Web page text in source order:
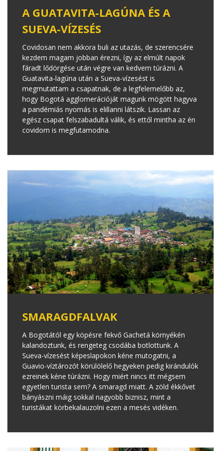
A GUATAVITA-LAGÚNA ÉS A
SUEVA-VÍZESÉS
Covidosan nem akkora buli az utazás, de szerencsére
kezdem magam jobban érezni, így az elmúlt napok
fáradt lődörgése után végre van kedvem túrázni. A
Guatavita-lagúna után a Sueva-vízesést is
megmutattam a csapatnak, de a legfelemelőbb az,
hogy Bogotá agglomerációját magunk mögött hagyva
a pandémiás nyomás is elillanni látszik. Lassan az
egész csapat felszabadultá válik, és ettől mintha az én
covidom is megfutamodna.
SMARAGDFALVAK
A Bogotától egy köpésre fekvő Gachetá környékén
kalandoztunk, és rengeteg csodába botlottunk. A
Sueva-vízesést képeslapokon kéne mutogatni, a
Guavio-víztározót körülölelő hegyeken pedig kirándulók
ezreinek kéne túrázni. Hogy miért nincs itt mégsem
egyetlen turista sem? A smaragd miatt. A zöld ékkővet
bányászni máig sokkal nagyobb biznisz, mint a
turistákat körbekalauzolni ezen a mesés vidéken.